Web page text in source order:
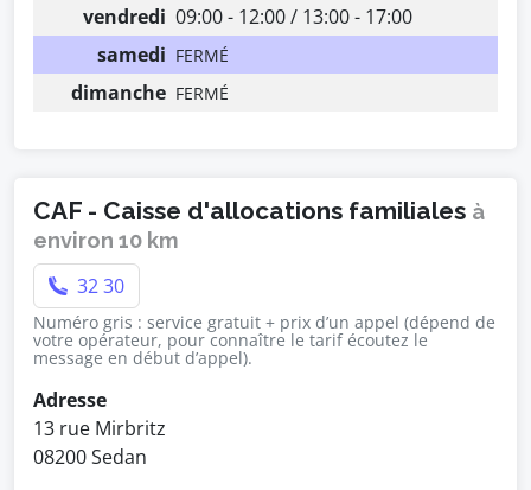
vendredi 09:00 - 12:00 / 13:00 - 17:00
samedi FERMÉ
dimanche FERMÉ
CAF - Caisse d'allocations familiales à
environ 10 km
32 30
Numéro gris : service gratuit + prix d’un appel (dépend de
votre opérateur, pour connaître le tarif écoutez le
message en début d’appel).
Adresse
13 rue Mirbritz
08200 Sedan